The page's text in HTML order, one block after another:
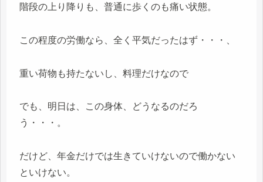
階段の上り降りも、普通に歩くのも痛い状態。
この程度の労働なら、全く平気だったはず・・・、
重い荷物も持たないし、料理だけなので
でも、明日は、この身体、どうなるのだろ
う・・・。
だけど、年金だけでは生きていけないので働かない
といけない。